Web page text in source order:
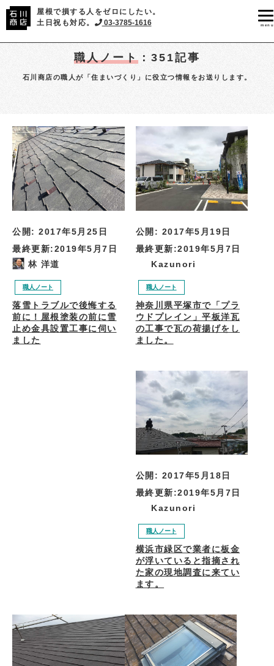
屋根で損する人をゼロにしたい。
土日祝も対応。
03-3785-1616 menu
職人ノート：351記事
石川商店の職人が「住まいづくり」に役立つ情報をお送りします。
公開: 2017年5月25日
最終更新:2019年5月7日
林 洋道
職人ノート
落雪トラブルで後悔する
前に！屋根塗装の前に雪
止め金具設置工事に伺い
ました
公開: 2017年5月19日
最終更新:2019年5月7日
Kazunori
職人ノート
神奈川県平塚市で「プラ
ウドプレイン」平板洋瓦
の工事で瓦の荷揚げをし
ました。
公開: 2017年5月18日
最終更新:2019年5月7日
Kazunori
職人ノート
横浜市緑区で業者に板金
が浮いていると指摘され
た家の現地調査に来てい
ます。